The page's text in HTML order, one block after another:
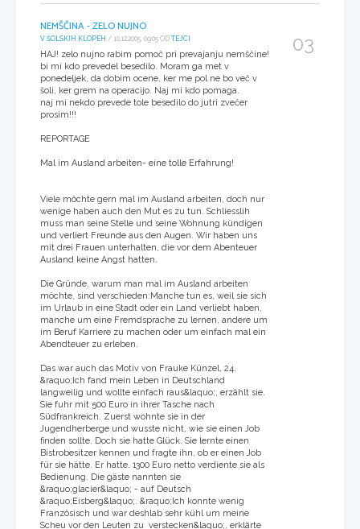
NEMŠČINA - ZELO NUJNO
V ŠOLSKIH KLOPEH / 10.12.2005, 09:05 OD TEJCI
HAJ! zelo nujno rabim pomoč pri prevajanju nemščine!
bi mi kdo prevedel besedilo. Moram ga met v
ponedeljek, da dobim ocene, ker me pol ne bo več v
šoli, ker grem na operacijo. Naj mi kdo pomaga.
naj mi nekdo prevede tole besedilo do jutri zvečer
prosim!!!
REPORTAGE
Mal im Ausland arbeiten- eine tolle Erfahrung!
Viele möchte gern mal im Ausland arbeiten, doch nur
wenige haben auch den Mut es zu tun. Schliesslih
muss man seine Stelle und seine Wohnung kündigen
und verliert Freunde aus den Augen. Wir haben uns
mit drei Frauen unterhalten, die vor dem Abenteuer
Ausland keine Angst hatten.
Die Gründe, warum man mal im Ausland arbeiten
möchte, sind verschieden:Manche tun es, weil sie sich
im Urlaub in eine Stadt oder ein Land verliebt haben,
manche um eine Fremdsprache zu lernen, andere um
im Beruf Karriere zu machen oder um einfach mal ein
Abendteuer zu erleben.
Das war auch das Motiv von Frauke Künzel, 24.
&raquo;Ich fand mein Leben in Deutschland
langweilig und wollte einfach raus&laquo;, erzählt sie.
Sie fuhr mit 500 Euro in ihrer Tasche nach
Südfrankreich. Zuerst wohnte sie in der
Jugendherberge und wusste nicht, wie sie einen Job
finden sollte. Doch sie hatte Glück. Sie lernte einen
Bistrobesitzer kennen und fragte ihn, ob er einen Job
für sie hätte. Er hatte. 1300 Euro netto verdiente sie als
Bedienung. Die gäste nannten sie
&raquo;glacier&laquo; - auf Deutsch
&raquo;Eisberg&laquo;. &raquo;Ich konnte wenig
Französisch und war deshlab sehr kühl um meine
Scheu vor den Leuten zu verstecken&laquo;, erklärte
03